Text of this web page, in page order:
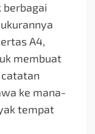
berbagai
A4,
membuat
ke mana-
tempat